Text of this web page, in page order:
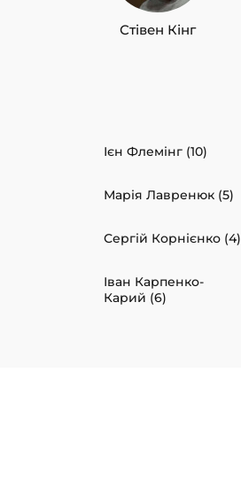
Стівен Кінг
Ієн Флемінг (10)
Марія Лавренюк (5)
Сергій Корнієнко (4)
Іван Карпенко-
Карий (6)